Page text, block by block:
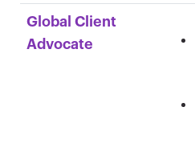
Global Client
Advocate